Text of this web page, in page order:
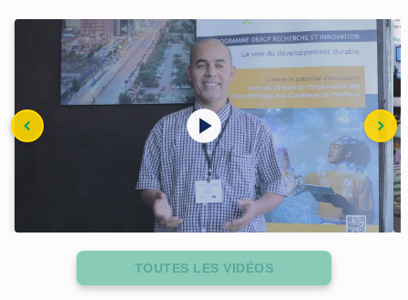
TOUTES LES VIDÉOS